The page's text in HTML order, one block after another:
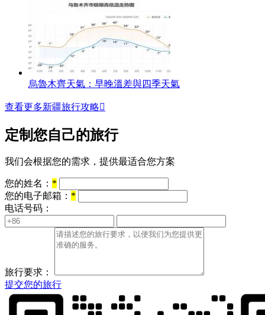
烏魯木齊天氣：早晚溫差與四季天氣
查看更多新疆旅行攻略
定制您自己的旅行
我们会根据您的需求，提供最适合您方案
您的姓名： *
您的电子邮箱： *
电话号码：
旅行要求：
提交您的旅行